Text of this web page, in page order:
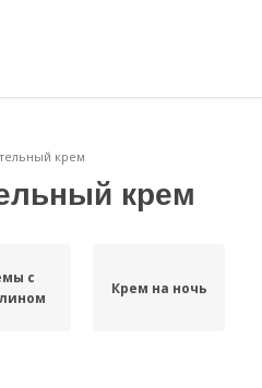
крем
крем
с
Крем на ночь